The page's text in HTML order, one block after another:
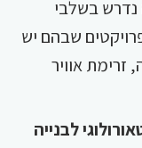
נדרש בשלבי
שבהם יש
זרימת אוויר
לבנייה